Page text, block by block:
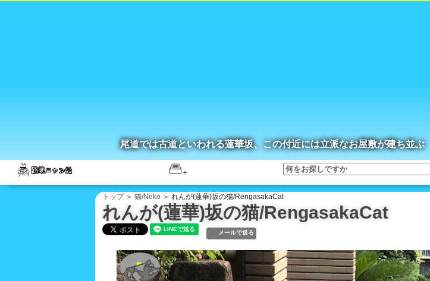
尾道では古道といわれる蓮華坂、この付近には立派なお屋敷が建ち並ぶ
トップ＞ 猫/Neko ＞ れんが(蓮華)坂の猫/RengasakaCat
れんが(蓮華)坂の猫/RengasakaCat
メールで送る